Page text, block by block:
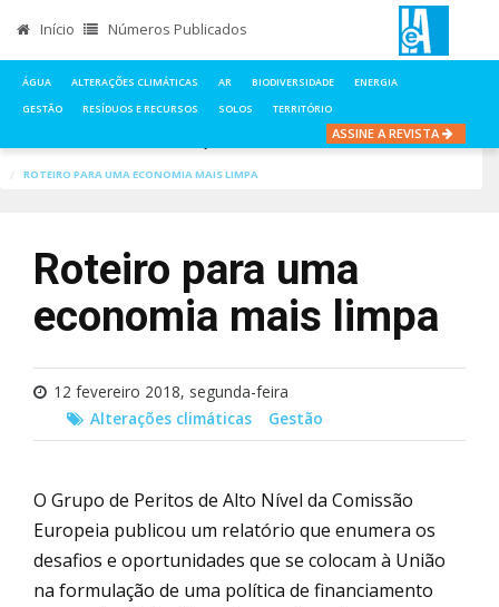
Início Números Publicados
ÁGUA ALTERAÇÕES CLIMÁTICAS AR BIODIVERSIDADE
ENERGIA
GESTÃO
RESÍDUOS E RECURSOS SOLOS TERRITÓRIO
ASSINE A REVISTA
ROTEIRO PARA UMA ECONOMIA MAIS LIMPA
Roteiro para uma
economia mais limpa
12 fevereiro 2018, segunda-feira
Alterações climáticas
Gestão
O Grupo de Peritos de Alto Nível da Comissão
Europeia publicou um relatório que enumera os
desafios e oportunidades que se colocam à União
na formulação de uma política de financiamento